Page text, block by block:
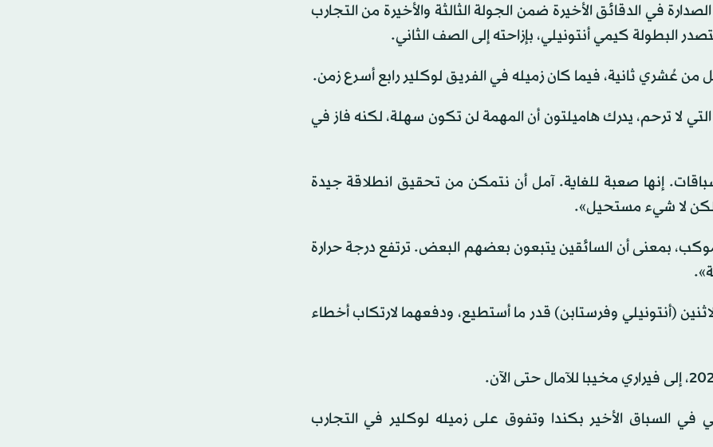
في الدقائق الأخيرة ضمن الجولة الثالثة والأخيرة من التجارب
البطولة كيمي أنتونيلي، بإزاحته إلى الصف الثاني.
من عُشري ثانية، فيما كان زميله في الفريق لوكلير رابع أسرع زمن.
لا ترحم، يدرك هاميلتون أن المهمة لن تكون سهلة، لكنه فاز في
إنها صعبة للغاية. آمل أن نتمكن من تحقيق انطلاقة جيدة
لكن لا شيء مستحيل».
بمعنى أن السائقين يتبعون بعضهم البعض. ترتفع درجة حرارة
(أنتونيلي وفرستابن) قدر ما أستطيع، ودفعهما لارتكاب أخطاء
أنتونيلي في السباق الأخير بكندا وتفوق على زميله لوكلير في التجارب